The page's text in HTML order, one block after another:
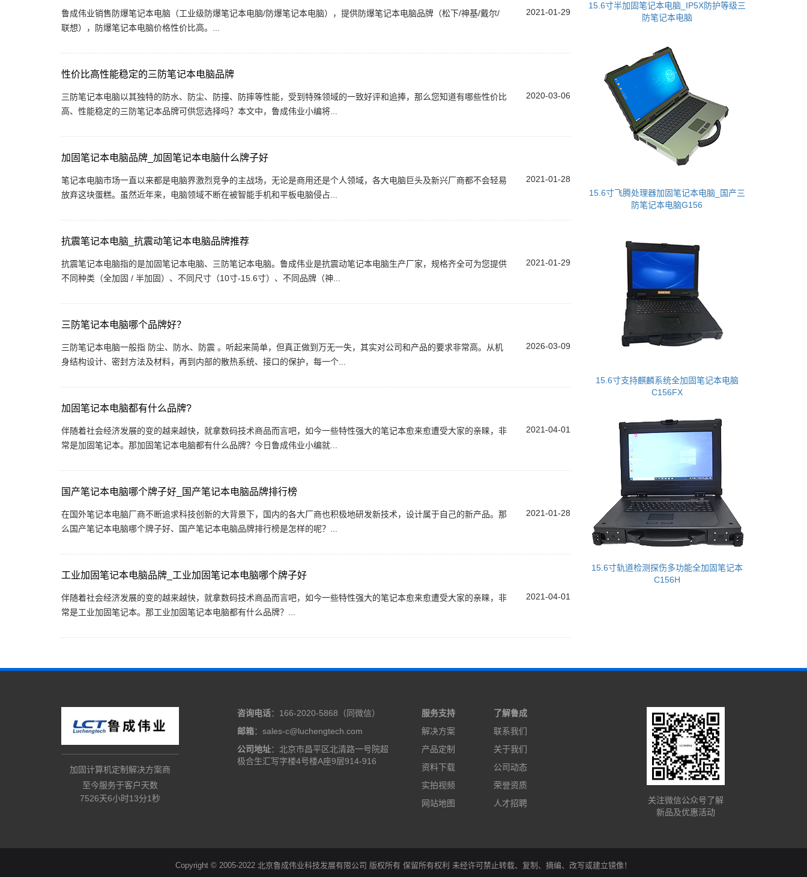
2021-01-29
鲁成伟业销售防爆笔记本电脑（工业级防爆笔记本电脑/防爆笔记本电脑），提供防爆笔记本电脑品牌（松下/神基/戴尔/
联想），防爆笔记本电脑价格性价比高。...
性价比高性能稳定的三防笔记本电脑品牌
2020-03-06
三防笔记本电脑以其独特的防水、防尘、防撞、防摔等性能，受到特殊领域的一致好评和追捧，那么您知道有哪些性价比
高、性能稳定的三防笔记本品牌可供您选择吗？本文中，鲁成伟业小编将...
加固笔记本电脑品牌_加固笔记本电脑什么牌子好
2021-01-28
笔记本电脑市场一直以来都是电脑界激烈竞争的主战场，无论是商用还是个人领域，各大电脑巨头及新兴厂商都不会轻易
放弃这块蛋糕。虽然近年来，电脑领域不断在被智能手机和平板电脑侵占...
抗震笔记本电脑_抗震动笔记本电脑品牌推荐
2021-01-29
抗震笔记本电脑指的是加固笔记本电脑、三防笔记本电脑。鲁成伟业是抗震动笔记本电脑生产厂家，规格齐全可为您提供
不同种类（全加固 / 半加固）、不同尺寸（10寸-15.6寸）、不同品牌（神...
三防笔记本电脑哪个品牌好？
2026-03-09
三防笔记本电脑一般指 防尘、防水、防震 。听起来简单，但真正做到万无一失，其实对公司和产品的要求非常高。从机
身结构设计、密封方法及材料，再到内部的散热系统、接口的保护，每一个...
加固笔记本电脑都有什么品牌?
2021-04-01
伴随着社会经济发展的变的越来越快，就拿数码技术商品而言吧，如今一些特性强大的笔记本愈来愈遭受大家的亲睐，非
常是加固笔记本。那加固笔记本电脑都有什么品牌？今日鲁成伟业小编就...
国产笔记本电脑哪个牌子好_国产笔记本电脑品牌排行榜
2021-01-28
在国外笔记本电脑厂商不断追求科技创新的大背景下，国内的各大厂商也积极地研发新技术，设计属于自己的新产品。那
么国产笔记本电脑哪个牌子好、国产笔记本电脑品牌排行榜是怎样的呢？...
工业加固笔记本电脑品牌_工业加固笔记本电脑哪个牌子好
2021-04-01
伴随着社会经济发展的变的越来越快，就拿数码技术商品而言吧，如今一些特性强大的笔记本愈来愈遭受大家的亲睐，非
常是工业加固笔记本。那工业加固笔记本电脑都有什么品牌？...
15.6寸半加固笔记本电脑_IP5X防护等级三
防笔记本电脑
15.6寸飞腾处理器加固笔记本电脑_国产三
防笔记本电脑G156
15.6寸支持麒麟系统全加固笔记本电脑
C156FX
15.6寸轨道检测探伤多功能全加固笔记本
C156H
加固计算机定制解决方案商
至今服务于客户天数
7526天6小时13分2秒
咨询电话：166-2020-5868（同微信）
邮箱：sales-c@luchengtech.com
公司地址：北京市昌平区北清路一号院超
极合生汇写字楼4号楼A座9层914-916
服务支持
解决方案
产品定制
资料下载
实拍视频
网站地图
了解鲁成
联系我们
关于我们
公司动态
荣誉资质
人才招聘
关注微信公众号了解
新品及优惠活动
Copyright © 2005-2022 北京鲁成伟业科技发展有限公司 版权所有 保留所有权利 未经许可禁止转载、复制、摘编、改写或建立镜像！